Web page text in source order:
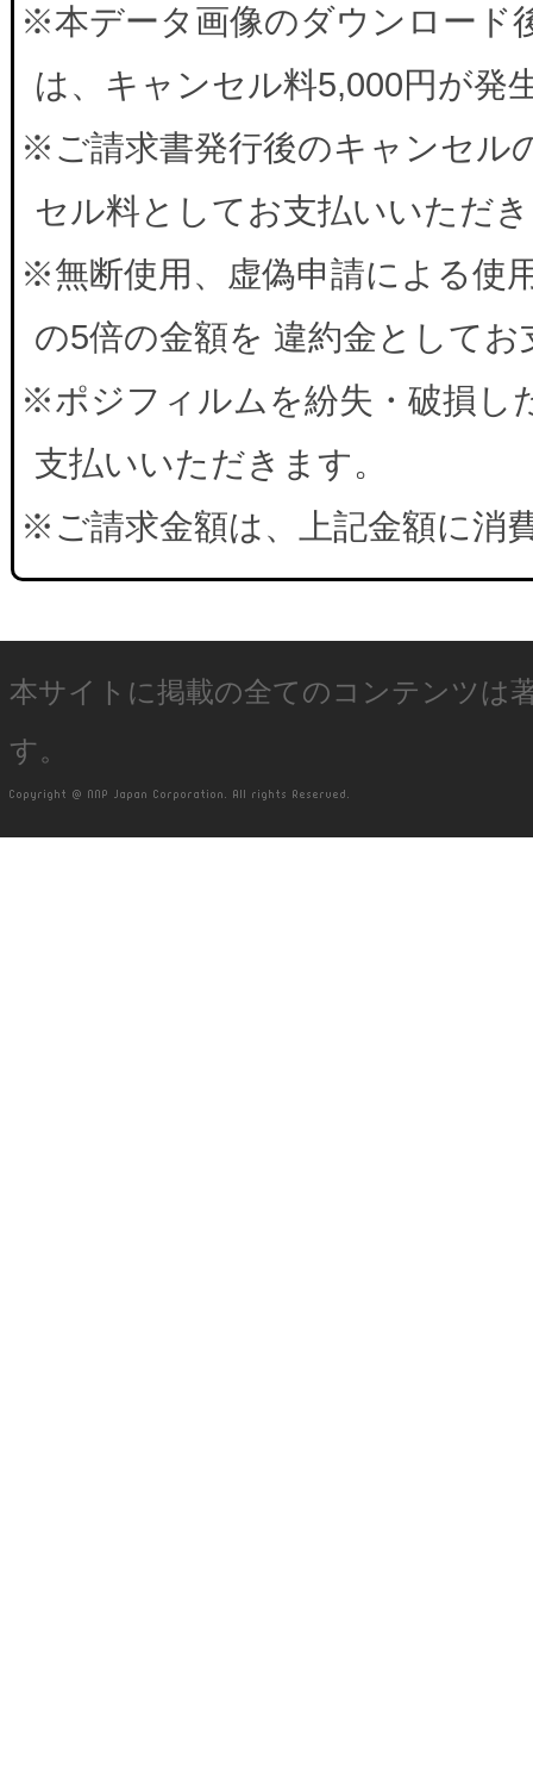
※本データ画像のダウンロード
は、キャンセル料5,000円が発
※ご請求書発行後のキャンセル
セル料としてお支払いいただ
※無断使用、虚偽申請による使
の5倍の金額を 違約金として
※ポジフィルムを紛失・破損し
支払いいただきます。
※ご請求金額は、上記金額に消
本サイトに掲載の全てのコンテンツは
す。